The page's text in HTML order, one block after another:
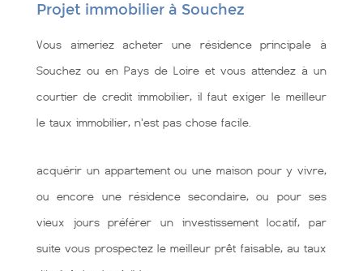
Projet immobilier à Souchez
Vous aimeriez acheter une résidence principale à
Souchez ou en Pays de Loire et vous attendez à un
courtier de credit immobilier, il faut exiger le meilleur
le taux immobilier, n'est pas chose facile.
acquérir un appartement ou une maison pour y vivre,
ou encore une résidence secondaire, ou pour ses
vieux jours préférer un investissement locatif, par
suite vous prospectez le meilleur prêt faisable, au taux